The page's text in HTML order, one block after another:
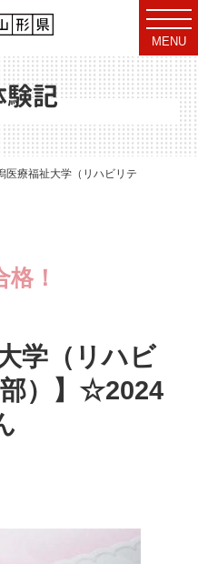
t
o
g
g
l
e
n
v
i
g
MENU
験記
医療福祉大学（リハビリテーション
格！
学（リハビ
）】☆2024